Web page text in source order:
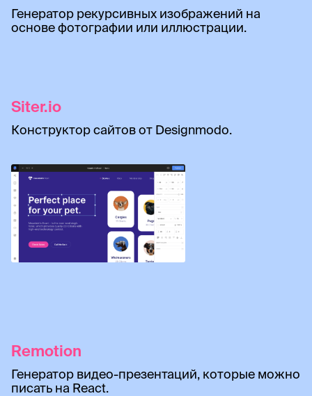
Генератор рекурсивных изображений на
основе фотографии или иллюстрации.
Siter.io
Конструктор сайтов от Designmodo.
Remotion
Генератор видео-презентаций, которые можно
писать на React.